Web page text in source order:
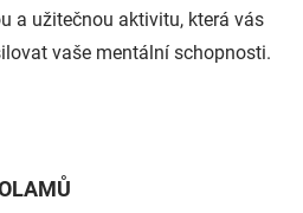
a užitečnou aktivitu, která vás
vaše mentální schopnosti.